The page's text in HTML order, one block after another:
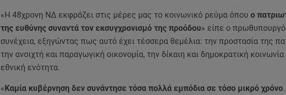
«Η 48χρονη ΝΔ εκφράζει στις μέρες μας το κοινωνικό ρεύμα όπου ο
της ευθύνης συναντά τον εκσυγχρονισμό της προόδου» είπε ο
συνέχεια, εξηγώντας πως αυτό έχει τέσσερα θεμέλια: την προστασία της
την ανοιχτή και παραγωγική οικονομία, την δίκαιη και δημοκρατική κοινωνία
εθνική ενότητα.
«Καμία κυβέρνηση δεν συνάντησε τόσα πολλά εμπόδια σε τόσο μικρό χρόνο